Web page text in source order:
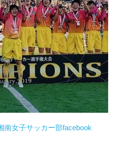
南女子サッカー部facebook